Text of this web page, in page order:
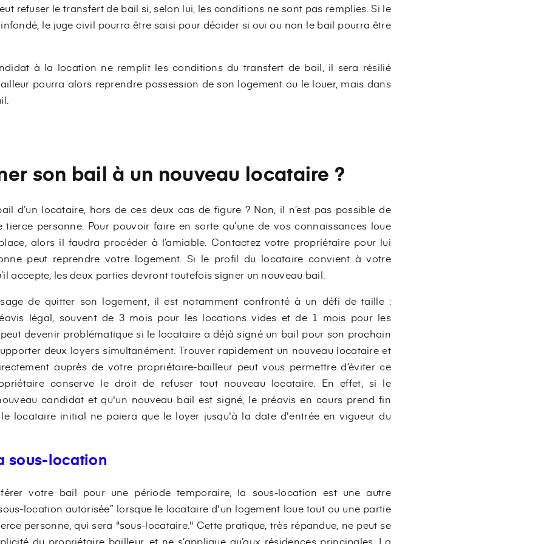
refuser le transfert de bail si, selon lui, les conditions ne sont pas remplies. Si le
le juge civil pourra être saisi pour décider si oui ou non le bail pourra être
à la location ne remplit les conditions du transfert de bail, il sera résilié
pourra alors reprendre possession de son logement ou le louer, mais dans
son bail à un nouveau locataire ?
d’un locataire, hors de ces deux cas de figure ? Non, il n’est pas possible de
personne. Pour pouvoir faire en sorte qu’une de vos connaissances loue
alors il faudra procéder à l’amiable. Contactez votre propriétaire pour lui
peut reprendre votre logement. Si le profil du locataire convient à votre
accepte, les deux parties devront toutefois signer un nouveau bail.
de quitter son logement, il est notamment confronté à un défi de taille :
légal, souvent de 3 mois pour les locations vides et de 1 mois pour les
devenir problématique si le locataire a déjà signé un bail pour son prochain
deux loyers simultanément. Trouver rapidement un nouveau locataire et
auprès de votre propriétaire-bailleur peut vous permettre d’éviter ce
conserve le droit de refuser tout nouveau locataire. En effet, si le
candidat et qu'un nouveau bail est signé, le préavis en cours prend fin
locataire initial ne paiera que le loyer jusqu'à la date d'entrée en vigueur du
sous-location
votre bail pour une période temporaire, la sous-location est une autre
location autorisée” lorsque le locataire d'un logement loue tout ou une partie
personne, qui sera "sous-locataire." Cette pratique, très répandue, ne peut se
du propriétaire bailleur, et ne s’applique qu’aux résidences principales. La